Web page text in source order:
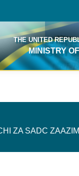
THE UNITED
MINISTRY
ZA SADC